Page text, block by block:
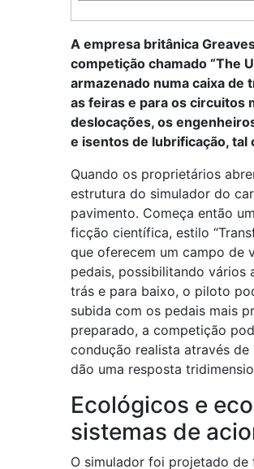
A empresa britânica
competição chamado “The
armazenado numa caixa de
as feiras e para os circuitos
deslocações, os
e isentos de lubrificação, tal
Quando os proprietários
estrutura do simulador do
pavimento. Começa então
ficção científica, estilo
que oferecem um campo de
pedais, possibilitando vários
trás e para baixo, o piloto
subida com os pedais mais
preparado, a competição
condução realista através de
dão uma resposta
Ecológicos e
sistemas de
O simulador foi projetado